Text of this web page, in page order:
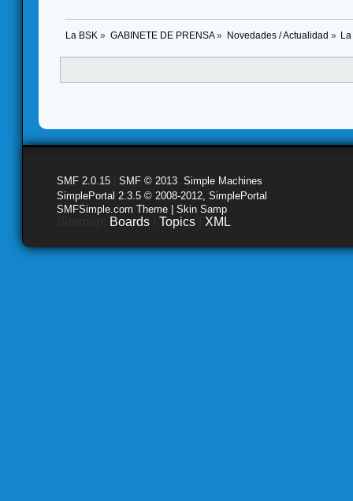
La BSK » GABINETE DE PRENSA» Novedades / Actualidad »
SMF 2.0.15 SMF © 2013 Simple Machines
SimplePortal 2.3.5 © 2008-2012, SimplePortal
SMFSimple.com Theme | Skin Samp
Boards Topics XML